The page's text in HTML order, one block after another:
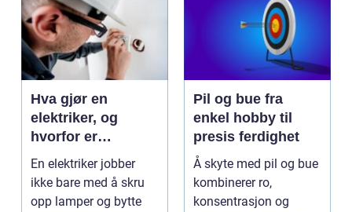
Hva gjør en
elektriker, og
hvorfor er
fagkunnskap så
viktig?
En elektriker jobber
ikke bare med å skru
opp lamper og bytte
Pil og bue fra
enkel hobby til
presis ferdighet
Å skyte med pil og bue
kombinerer ro,
konsentrasjon og